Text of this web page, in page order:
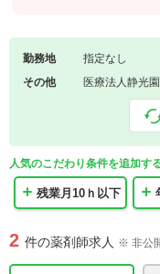
勤務地
指定なし
その他
医療法人静光
人気のこだわり条件を追加す
残業月10ｈ以下
2 件の薬剤師求人 ※ 非公